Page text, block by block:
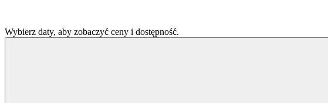
Wybierz daty, aby zobaczyć ceny i dostępność.